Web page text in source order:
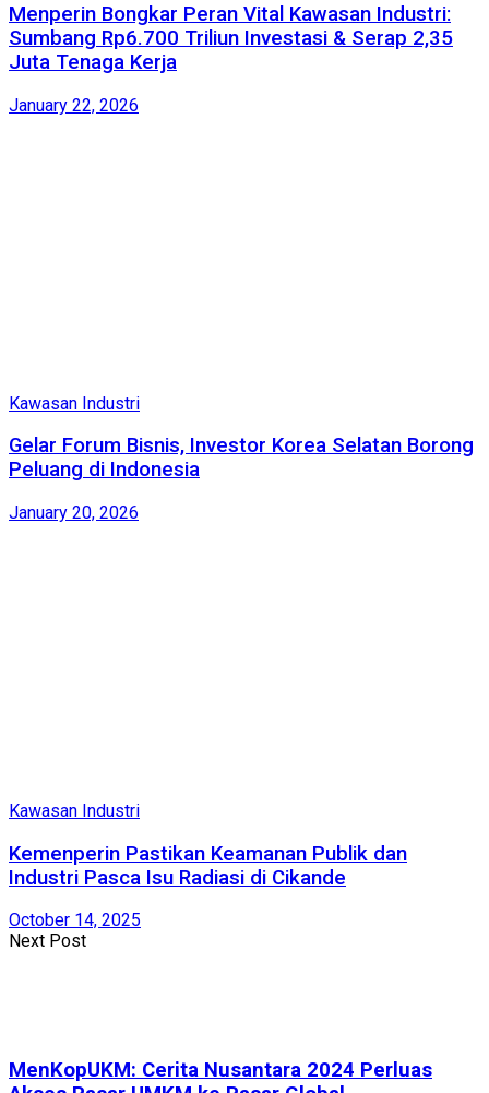
Menperin Bongkar Peran Vital Kawasan Industri:
Sumbang Rp6.700 Triliun Investasi & Serap 2,35
Juta Tenaga Kerja
January 22, 2026
Kawasan Industri
Gelar Forum Bisnis, Investor Korea Selatan Borong
Peluang di Indonesia
January 20, 2026
Kawasan Industri
Kemenperin Pastikan Keamanan Publik dan
Industri Pasca Isu Radiasi di Cikande
October 14, 2025
Next Post
MenKopUKM: Cerita Nusantara 2024 Perluas